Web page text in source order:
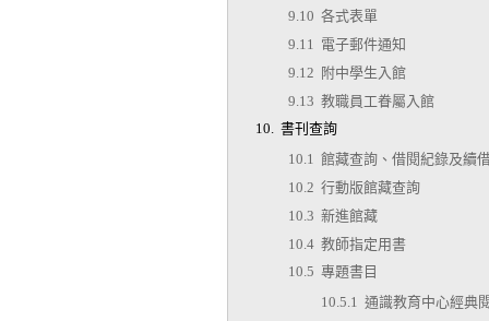
9.10 各式表單
9.11 電子郵件通知
9.12 附中學生入館
9.13 教職員工眷屬入館
10. 書刊查詢
10.1 館藏查詢、借閱紀錄及續
10.2 行動版館藏查詢
10.3 新進館藏
10.4 教師指定用書
10.5 專題書目
10.5.1 通識教育中心經典